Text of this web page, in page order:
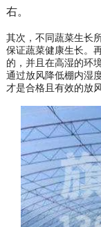
右。
其次，不同蔬菜生长
保证蔬菜健康生长。
的，并且在高湿的环
通过放风降低棚内湿
才是合格且有效的放风